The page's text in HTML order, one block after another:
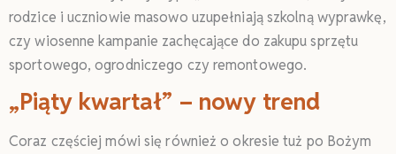
rodzice i uczniowie masowo uzupełniają szkolną wyprawkę,
czy wiosenne kampanie zachęcające do zakupu sprzętu
sportowego, ogrodniczego czy remontowego.
„Piąty kwartał” – nowy trend
Coraz częściej mówi się również o okresie tuż po Bożym